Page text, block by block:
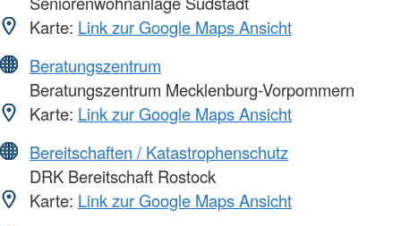
Karte: Link zur Google Maps Ansicht
Beratungszentrum
Beratungszentrum Mecklenburg-Vorpommern
Karte: Link zur Google Maps Ansicht
Bereitschaften / Katastrophenschutz
DRK Bereitschaft Rostock
Karte: Link zur Google Maps Ansicht